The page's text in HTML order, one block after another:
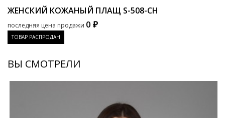
ЖЕНСКИЙ КОЖАНЫЙ ПЛАЩ S-508-CH
последняя цена продажи 0 ₽
ТОВАР РАСПРОДАН
ВЫ СМОТРЕЛИ